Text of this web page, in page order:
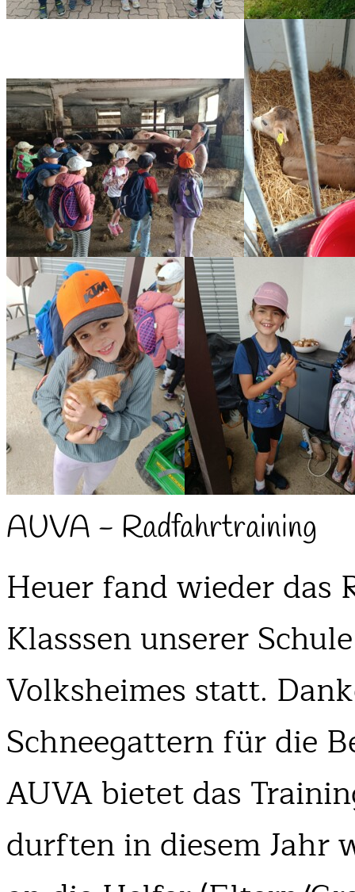
AUVA - Radfahrtraining
Heuer fand wieder
Klasssen unserer
Volksheimes statt.
Schneegattern für die
AUVA bietet das
durften in diesem Jahr